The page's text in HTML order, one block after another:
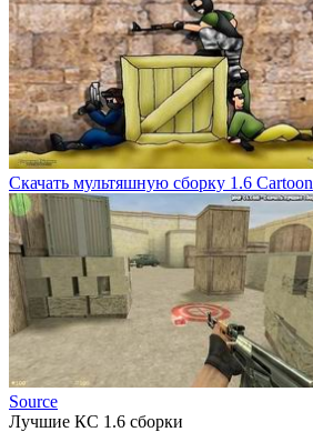
Скачать мультяшную сборку 1.6 Cartoon
Source
Лучшие КС 1.6 сборки